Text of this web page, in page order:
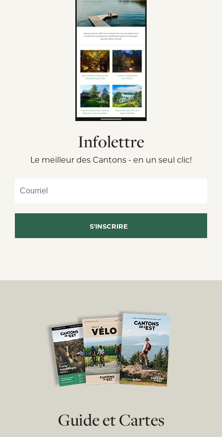
Infolettre
Le meilleur des Cantons - en un seul clic!
Guide et Cartes